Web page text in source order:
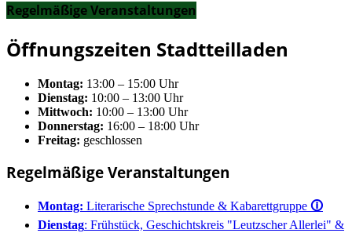
Regelmäßige Veranstaltungen
Öffnungszeiten Stadtteilladen
Montag: 13:00 – 15:00 Uhr
Dienstag: 10:00 – 13:00 Uhr
Mittwoch: 10:00 – 13:00 Uhr
Donnerstag: 16:00 – 18:00 Uhr
Freitag: geschlossen
Regelmäßige Veranstaltungen
Montag: Literarische Sprechstunde & Kabarettgruppe 🛈
Dienstag: Frühstück, Geschichtskreis "Leutzscher Allerlei" &